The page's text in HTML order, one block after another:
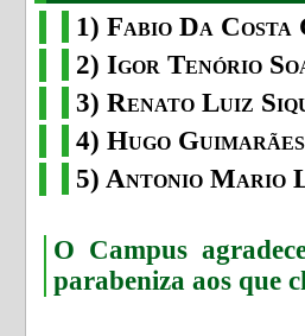
1) Fabio Da
2) Igor Tenório
3) Renato Luiz
4) Hugo
5) Antonio Mario
O Campus
parabeniza aos que